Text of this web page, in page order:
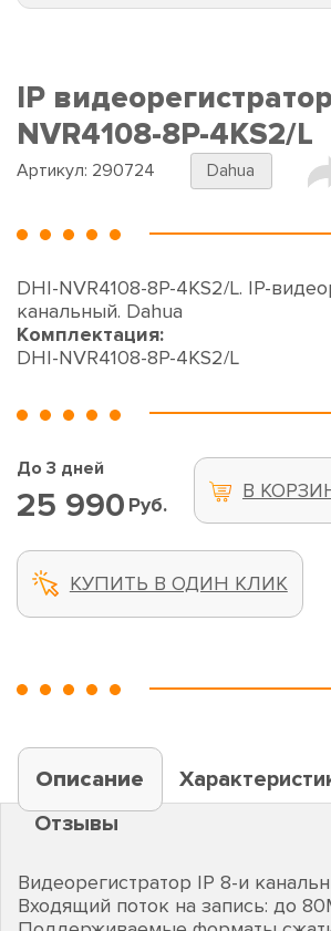
IP
NVR4108-8P-4KS2/L
Артикул: 290724 Dahua
DHI-NVR4108-8P-4KS2/L. IP-
канальный. Dahua
Комплектация:
DHI-NVR4108-8P-4KS2/L
До 3 дней
25 990 Руб.
В
КУПИТЬ В ОДИН КЛИК
Описание
Отзывы
Видеорегистратор IP 8-и
Входящий поток на запись: до